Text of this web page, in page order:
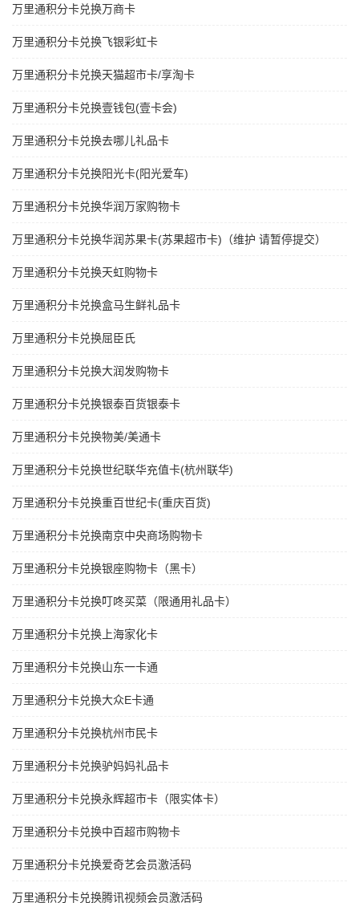
万里通积分卡兑换万商卡
万里通积分卡兑换飞银彩虹卡
万里通积分卡兑换天猫超市卡/享淘卡
万里通积分卡兑换壹钱包(壹卡会)
万里通积分卡兑换去哪儿礼品卡
万里通积分卡兑换阳光卡(阳光爱车)
万里通积分卡兑换华润万家购物卡
万里通积分卡兑换华润苏果卡(苏果超市卡)（维护 请暂停提交）
万里通积分卡兑换天虹购物卡
万里通积分卡兑换盒马生鲜礼品卡
万里通积分卡兑换屈臣氏
万里通积分卡兑换大润发购物卡
万里通积分卡兑换银泰百货银泰卡
万里通积分卡兑换物美/美通卡
万里通积分卡兑换世纪联华充值卡(杭州联华)
万里通积分卡兑换重百世纪卡(重庆百货)
万里通积分卡兑换南京中央商场购物卡
万里通积分卡兑换银座购物卡（黑卡）
万里通积分卡兑换叮咚买菜（限通用礼品卡）
万里通积分卡兑换上海家化卡
万里通积分卡兑换山东一卡通
万里通积分卡兑换大众E卡通
万里通积分卡兑换杭州市民卡
万里通积分卡兑换驴妈妈礼品卡
万里通积分卡兑换永辉超市卡（限实体卡）
万里通积分卡兑换中百超市购物卡
万里通积分卡兑换爱奇艺会员激活码
万里通积分卡兑换腾讯视频会员激活码